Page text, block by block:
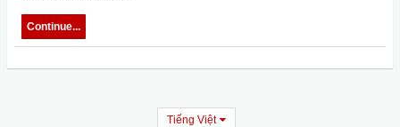
Continue...
Tiếng Việt